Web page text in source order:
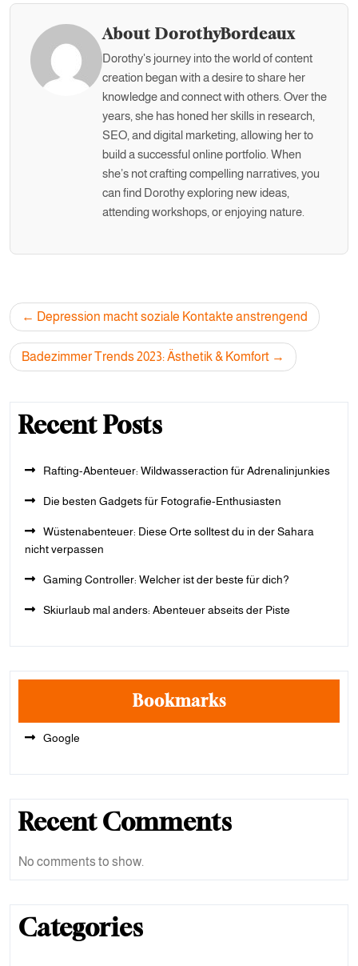
About DorothyBordeaux
Dorothy's journey into the world of content
creation began with a desire to share her
knowledge and connect with others. Over the
years, she has honed her skills in research,
SEO, and digital marketing, allowing her to
build a successful online portfolio. When
she’s not crafting compelling narratives, you
can find Dorothy exploring new ideas,
attending workshops, or enjoying nature.
Post
navigation
Depression macht soziale Kontakte anstrengend
Badezimmer Trends 2023: Ästhetik & Komfort
Recent Posts
Rafting-Abenteuer: Wildwasseraction für Adrenalinjunkies
Die besten Gadgets für Fotografie-Enthusiasten
Wüstenabenteuer: Diese Orte solltest du in der Sahara
nicht verpassen
Gaming Controller: Welcher ist der beste für dich?
Skiurlaub mal anders: Abenteuer abseits der Piste
Bookmarks
Google
Recent Comments
No comments to show.
Categories